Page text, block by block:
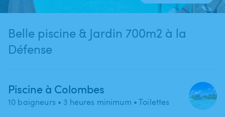
Belle piscine & Jardin 700m2 à la
Défense
Piscine à Colombes
10 baigneurs • 3 heures minimum • Toilettes